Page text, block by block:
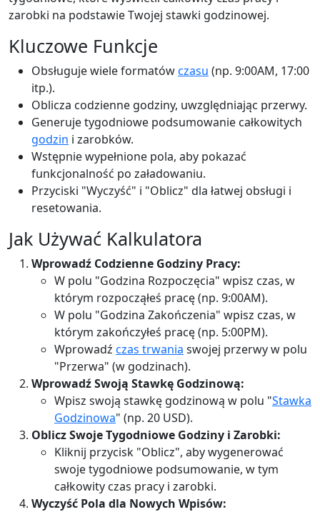
zarobki na podstawie Twojej stawki godzinowej.
Kluczowe Funkcje
Obsługuje wiele formatówczasu (np. 9:00AM, 17:00
itp.).
Oblicza codzienne godziny, uwzględniając przerwy.
Generuje tygodniowe podsumowanie całkowitych
godzin i zarobków.
Wstępnie wypełnione pola, aby pokazać
funkcjonalność po załadowaniu.
Przyciski "Wyczyść" i "Oblicz" dla łatwej obsługi i
resetowania.
Jak Używać Kalkulatora
Wprowadź Codzienne Godziny Pracy:
W polu "Godzina Rozpoczęcia" wpisz czas, w
którym rozpocząłeś pracę (np. 9:00AM).
W polu "Godzina Zakończenia" wpisz czas, w
którym zakończyłeś pracę (np. 5:00PM).
Wprowadź czas trwania swojej przerwy w polu
"Przerwa" (w godzinach).
Wprowadź Swoją Stawkę Godzinową:
Wpisz swoją stawkę godzinową w polu "Stawka
Godzinowa" (np. 20 USD).
Oblicz Swoje Tygodniowe Godziny i Zarobki:
Kliknij przycisk "Oblicz", aby wygenerować
swoje tygodniowe podsumowanie, w tym
całkowity czas pracy i zarobki.
Wyczyść Pola dla Nowych Wpisów: